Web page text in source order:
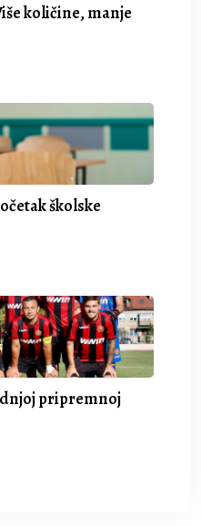
količine, manje
školske
pripremnoj